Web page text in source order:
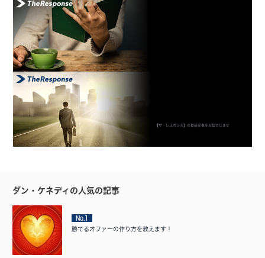
【ザ・レスポンス】の最新記事をお届けします
ダン・ケネディの人気の記事
No.1
勝てるオファーの作り方を教えます！